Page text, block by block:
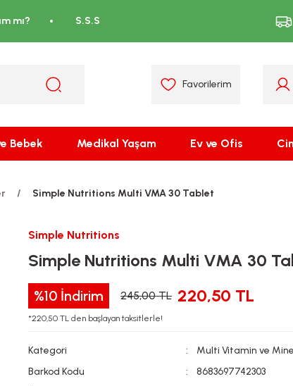
mı? S.S.S
Favorilerim
Bebek Medikal Yaşam Ev ve Ofis
Simple Nutritions Multi VMA 30 Tablet
Simple Nutritions
Simple Nutritions Multi VMA 30
%10 İndirim 245,00 TL 220,50 TL
*220,50 TL den başlayan taksitlerle!
Kategori
Multi Vitamin ve
Barkod Kodu
8683697742303